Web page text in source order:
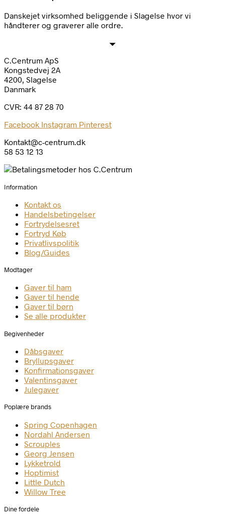
Danskejet virksomhed beliggende i Slagelse hvor vi
håndterer og graverer alle ordre.
C.Centrum ApS
Kongstedvej 2A
4200, Slagelse
Danmark
CVR: 44 87 28 70
Facebook Instagram Pinterest
Kontakt@c-centrum.dk
58 53 12 13
Information
Kontakt os
Handelsbetingelser
Fortrydelsesret
Fortryd Køb
Privatlivspolitik
Blog/Guides
Modtager
Gaver til ham
Gaver til hende
Gaver til børn
Se alle produkter
Begivenheder
Dåbsgaver
Bryllupsgaver
Konfirmationsgaver
Valentinsgaver
Julegaver
Poplære brands
Spring Copenhagen
Nordahl Andersen
Scrouples
Georg Jensen
Lykketrold
Hoptimist
Little Dutch
Willow Tree
Dine fordele